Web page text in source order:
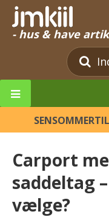
- hus & have
Carport
saddeltag
vælge?